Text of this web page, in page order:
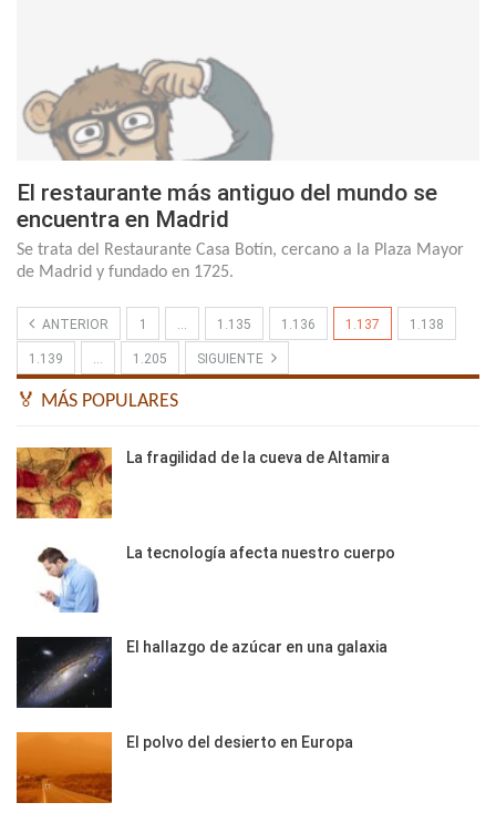
El restaurante más antiguo del mundo se
encuentra en Madrid
Se trata del Restaurante Casa Botín, cercano a la Plaza Mayor
de Madrid y fundado en 1725.
ANTERIOR 1 … 1.135 1.136 1.137 1.138
1.139 … 1.205 SIGUIENTE
🏅 MÁS POPULARES
La fragilidad de la cueva de Altamira
La tecnología afecta nuestro cuerpo
El hallazgo de azúcar en una galaxia
El polvo del desierto en Europa